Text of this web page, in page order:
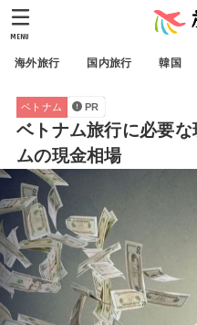
海外旅行 国内旅行 韓国
MENU
ベトナム PR
ベトナム旅行に必要
ムの現金相場